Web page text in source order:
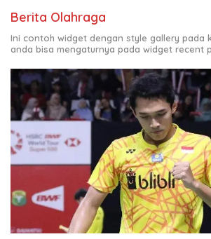
Berita Olahraga
Ini contoh widget dengan style gallery pada
anda bisa mengaturnya pada widget recent